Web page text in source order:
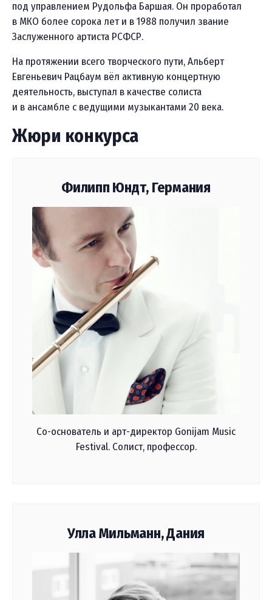
под управлением Рудольфа Баршая. Он проработал
в МКО более сорока лет и в 1988 получил звание
Заслуженного артиста РСФСР.
На протяжении всего творческого пути, Альберт
Евгеньевич Рацбаум вёл активную концертную
деятельность, выступал в качестве солиста
и в ансамбле с ведущими музыкантами 20 века.
Жюри конкурса
Филипп Юндт, Германия
Со-основатель и арт-директор Gonijam Music
Festival. Солист, профессор.
Улла Мильманн, Дания